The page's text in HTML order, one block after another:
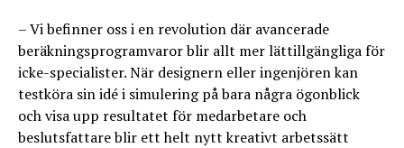
– Vi befinner oss i en revolution där avancerade
beräkningsprogramvaror blir allt mer lättillgängliga för
icke-specialister. När designern eller ingenjören kan
testköra sin idé i simulering på bara några ögonblick
och visa upp resultatet för medarbetare och
beslutsfattare blir ett helt nytt kreativt arbetssätt